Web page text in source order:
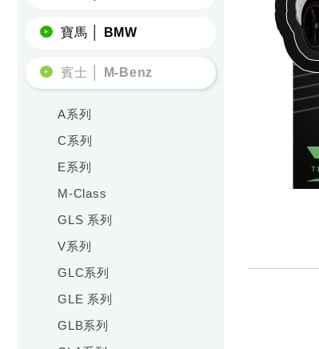
寶馬 │ BMW
賓士 │ M-Benz
A系列
C系列
E系列
M-Class
GLS 系列
V系列
GLC系列
GLE 系列
GLB系列